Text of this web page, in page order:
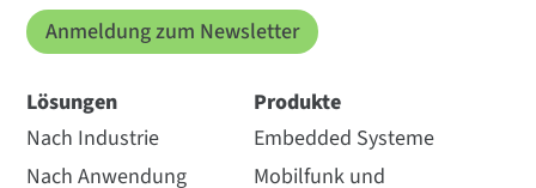
Anmeldung zum Newsletter
Lösungen
Nach Industrie
Nach Anwendung
Produkte
Embedded Systeme
Mobilfunk und